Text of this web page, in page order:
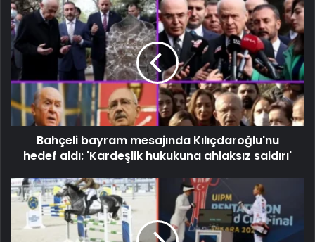
Bahçeli bayram mesajında ​​Kılıçdaroğlu'nu
hedef aldı: 'Kardeşlik hukukuna ahlaksız saldırı'